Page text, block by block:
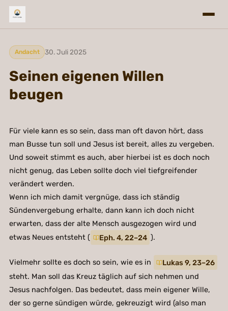
Andacht 30. Juli 2025
Seinen eigenen Willen
beugen
Für viele kann es so sein, dass man oft davon hört, dass
man Busse tun soll und Jesus ist bereit, alles zu vergeben.
Und soweit stimmt es auch, aber hierbei ist es doch noch
nicht genug, das Leben sollte doch viel tiefgreifender
verändert werden.
Wenn ich mich damit vergnüge, dass ich ständig
Sündenvergebung erhalte, dann kann ich doch nicht
erwarten, dass der alte Mensch ausgezogen wird und
etwas Neues entsteht (
Eph. 4, 22–24 ).
Vielmehr sollte es doch so sein, wie es in
Lukas 9, 23–26
steht. Man soll das Kreuz täglich auf sich nehmen und
Jesus nachfolgen. Das bedeutet, dass mein eigener Wille,
der so gerne sündigen würde, gekreuzigt wird (also man